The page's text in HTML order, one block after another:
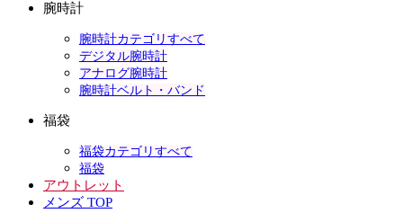
腕時計
腕時計カテゴリすべて
デジタル腕時計
アナログ腕時計
腕時計ベルト・バンド
福袋
福袋カテゴリすべて
福袋
アウトレット
メンズ TOP